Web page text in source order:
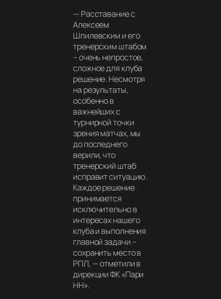
— Расставание с
Алексеем
Шпилевским и его
тренерским штабом
– очень непростое,
сложное для клуба
решение. Несмотря
на результаты,
особенно в
важнейших с
турнирной точки
зрения матчах, мы
до последнего
верили, что
тренерский штаб
исправит ситуацию.
Каждое решение
принимается
исключительно в
интересах нашего
клуба и выполнения
главной задачи –
сохранить место в
РПЛ, — отметили в
дирекции ФК «Пари
НН».